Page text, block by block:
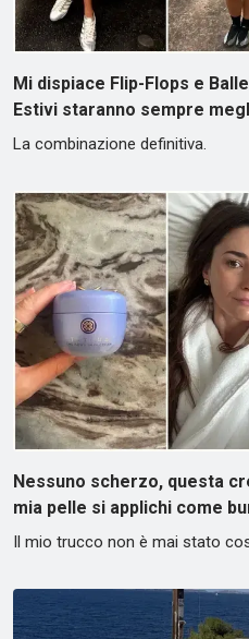
Mi dispiace Flip-Flops e
Estivi staranno sempre
La combinazione definitiva.
Nessuno scherzo, questa
mia pelle si applichi come
Il mio trucco non è mai stato